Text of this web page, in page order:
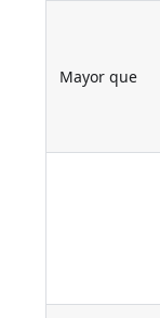
Mayor que